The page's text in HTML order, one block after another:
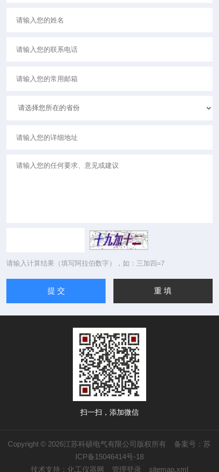
请输入计算结果（填写阿拉伯数字），如：三加四=7
扫一扫，添加微信
Copyright © 2026江苏科硕电气有限公司版权所有 备案号：苏
ICP备15046414号-18
技术支持： 化工仪器网 管理登录 sitemap.xml